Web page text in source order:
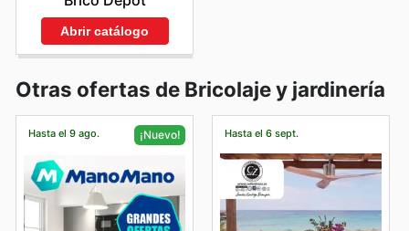
Abrir catálogo
Otras ofertas de Bricolaje y jardinería
Hasta el 9 ago. ¡Nuevo! Hasta el 6 sept.